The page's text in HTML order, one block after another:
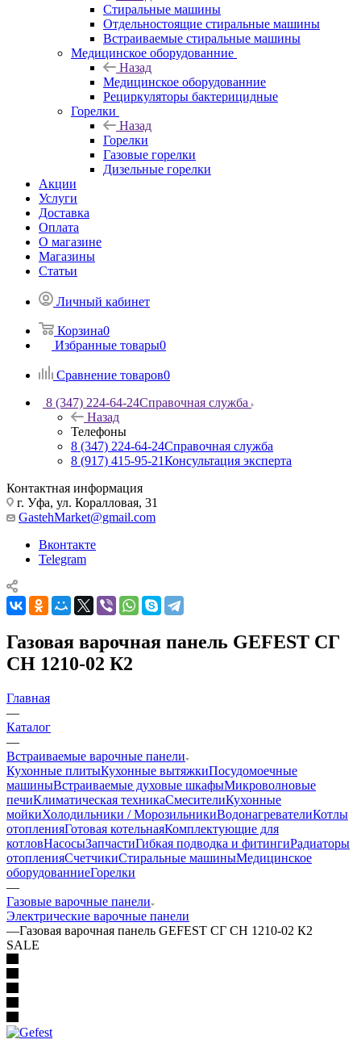
Стиральные машины
Отдельностоящие стиральные машины
Встраиваемые стиральные машины
Медицинское оборудованние
Назад
Медицинское оборудованние
Рециркуляторы бактерицидные
Горелки
Назад
Горелки
Газовые горелки
Дизельные горелки
Акции
Услуги
Доставка
Оплата
О магазине
Магазины
Статьи
Личный кабинет
Корзина0
Избранные товары0
Сравнение товаров0
8 (347) 224-64-24Справочная служба
Назад
Телефоны
8 (347) 224-64-24Справочная служба
8 (917) 415-95-21Консультация эксперта
Контактная информация
г. Уфа, ул. Коралловая, 31
GastehMarket@gmail.com
Вконтакте
Telegram
Газовая варочная панель GEFEST СГ
СН 1210-02 К2
Главная
—
Каталог
—
Встраиваемые варочные панели
Кухонные плитыКухонные вытяжкиПосудомоечные
машиныВстраиваемые духовые шкафыМикроволновые
печиКлиматическая техникаСмесителиКухонные
мойкиХолодильники / МорозильникиВодонагревателиКотлы
отопленияГотовая котельнаяКомплектующие для
котловНасосыЗапчастиГибкая подводка и фитингиРадиаторы
отопленияСчетчикиСтиральные машиныМедицинское
оборудованниеГорелки
—
Газовые варочные панели
Электрические варочные панели
—Газовая варочная панель GEFEST СГ СН 1210-02 К2
SALE